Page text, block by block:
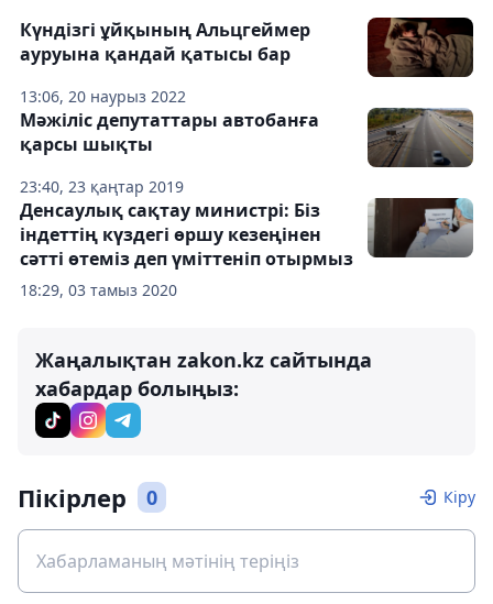
13:06, 20 наурыз 2022
Күндізгі ұйқының Альцгеймер
ауруына қандай қатысы бар
23:40, 23 қаңтар 2019
Мәжіліс депутаттары автобанға
қарсы шықты
18:29, 03 тамыз 2020
Денсаулық сақтау министрі: Біз
індеттің күздегі өршу кезеңінен
сәтті өтеміз деп үміттеніп отырмыз
Жаңалықтан zakon.kz сайтында
хабардар болыңыз:
Пікірлер 0 Кіру